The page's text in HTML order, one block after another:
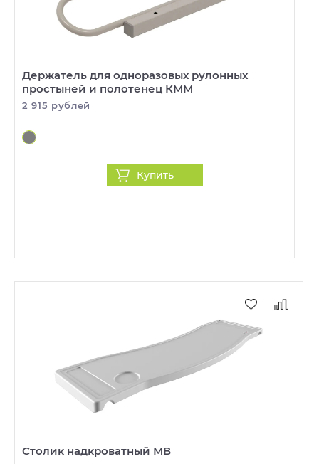
Держатель для одноразовых рулонных
простыней и полотенец КММ
2 915 рублей
Купить
Столик надкроватный МВ